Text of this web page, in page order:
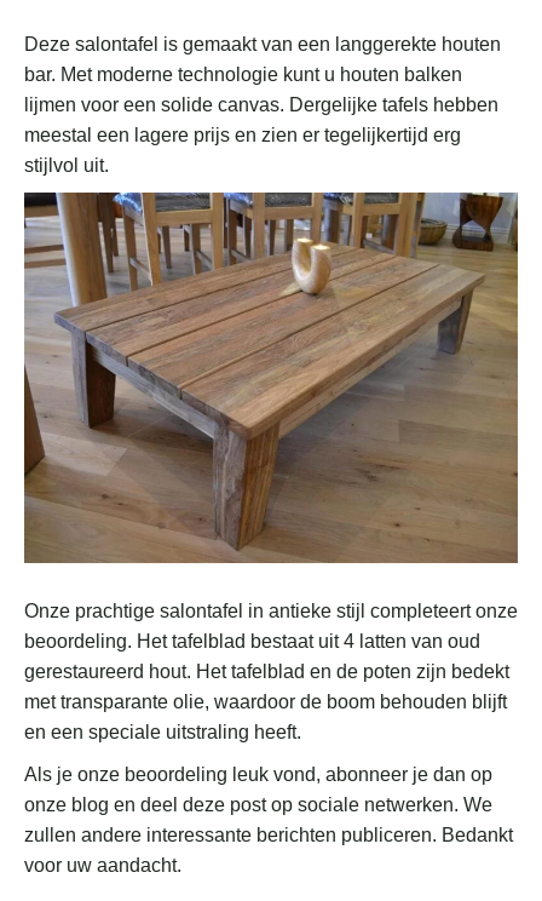
Deze salontafel is gemaakt van een langgerekte houten
bar. Met moderne technologie kunt u houten balken
lijmen voor een solide canvas. Dergelijke tafels hebben
meestal een lagere prijs en zien er tegelijkertijd erg
stijlvol uit.
Onze prachtige salontafel in antieke stijl completeert onze
beoordeling. Het tafelblad bestaat uit 4 latten van oud
gerestaureerd hout. Het tafelblad en de poten zijn bedekt
met transparante olie, waardoor de boom behouden blijft
en een speciale uitstraling heeft.
Als je onze beoordeling leuk vond, abonneer je dan op
onze blog en deel deze post op sociale netwerken. We
zullen andere interessante berichten publiceren. Bedankt
voor uw aandacht.